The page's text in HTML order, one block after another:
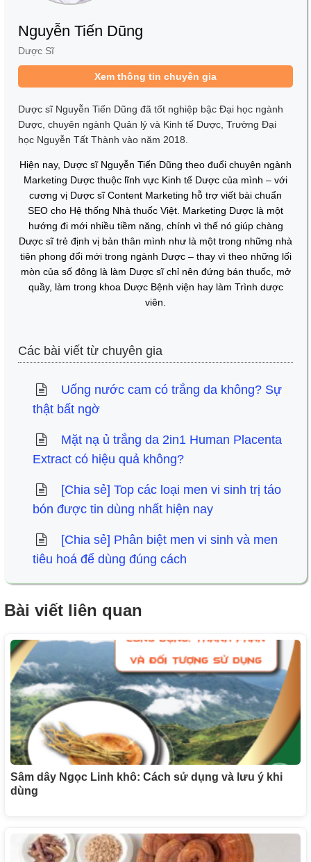
Nguyễn Tiến Dũng
Dược Sĩ
Xem thông tin chuyên gia
Dược sĩ Nguyễn Tiến Dũng đã tốt nghiệp bậc Đại học ngành
Dược, chuyên ngành Quản lý và Kinh tế Dược, Trường Đại
học Nguyễn Tất Thành vào năm 2018.
Hiện nay, Dược sĩ Nguyễn Tiến Dũng theo đuổi chuyên ngành
Marketing Dược thuộc lĩnh vực Kinh tế Dược của mình – với
cương vị Dược sĩ Content Marketing hỗ trợ viết bài chuẩn
SEO cho Hệ thống Nhà thuốc Việt. Marketing Dược là một
hướng đi mới nhiều tiềm năng, chính vì thế nó giúp chàng
Dược sĩ trẻ định vị bản thân mình như là một trong những nhà
tiên phong đổi mới trong ngành Dược – thay vì theo những lối
mòn của số đông là làm Dược sĩ chỉ nên đứng bán thuốc, mở
quầy, làm trong khoa Dược Bệnh viện hay làm Trình dược
viên.
Các bài viết từ chuyên gia
Uống nước cam có trắng da không? Sự
thật bất ngờ
Mặt nạ ủ trắng da 2in1 Human Placenta
Extract​ có hiệu quả không?
[Chia sẻ] Top các loại men vi sinh trị táo
bón được tin dùng nhất hiện nay
[Chia sẻ] Phân biệt men vi sinh và men
tiêu hoá để dùng đúng cách
Bài viết liên quan
Sâm dây Ngọc Linh khô: Cách sử dụng và lưu ý khi
dùng